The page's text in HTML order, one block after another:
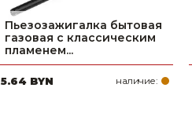
Пьезозажигалка бытовая
газовая с классическим
пламенем...
5.64 BYN наличие: